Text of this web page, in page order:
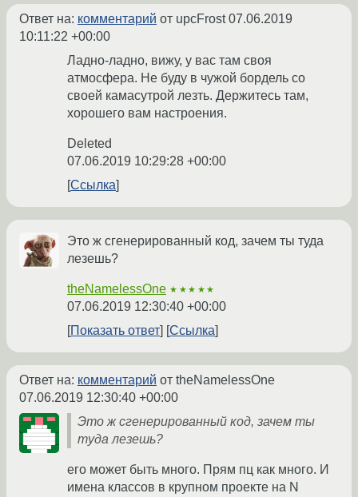
Ответ на: комментарий от upcFrost07.06.2019
10:11:22 +00:00
Ладно-ладно, вижу, у вас там своя
атмосфера. Не буду в чужой бордель со
своей камасутрой лезть. Держитесь там,
хорошего вам настроения.
Deleted
07.06.2019 10:29:28 +00:00
Ссылка
Это ж сгенерированный код, зачем ты туда
лезешь?
theNamelessOne ★★★★★
07.06.2019 12:30:40 +00:00
Показать ответ
Ссылка
Ответ на: комментарий от theNamelessOne
07.06.2019 12:30:40 +00:00
Это ж сгенерированный код, зачем ты
туда лезешь?
его может быть много. Прям пц как много. И
имена классов в крупном проекте на N